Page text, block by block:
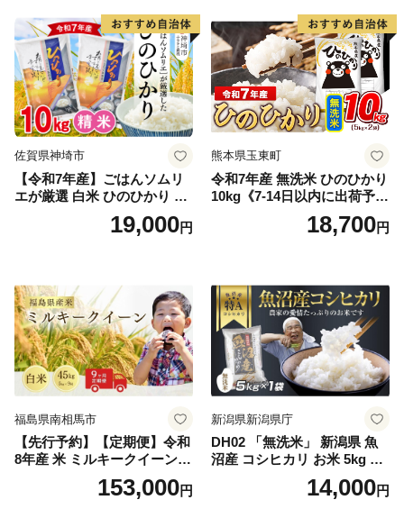
野町産 Elevation
佐賀県神埼市
【令和7年産】ごはんソムリ
エが厳選 白米 ひのひかり 10
米 10kg 5kg×2 ひのひかり ブ
19,000円
熊本県玉東町
令和7年産 無洗米 ひのひかり
10kg《7-14日以内に出荷予定
(土日祝除く)》コメ 米 無洗米
令和7年産 高レビュー｜人気
18,700円
福島県南相馬市
【先行予約】【定期便】令和
8年産 米 ミルキークイーン
白米 45kg (5kg×9回) | ミルキ
ークイーン 米5kg 福島 福島
153,000円
新潟県新潟県庁
DH02 「無洗米」 新潟県 魚
沼産 コシヒカリ お米 5kg こ
しひかり 精米 米（お米の美
味しい炊き方ガイド付き）
14,000円